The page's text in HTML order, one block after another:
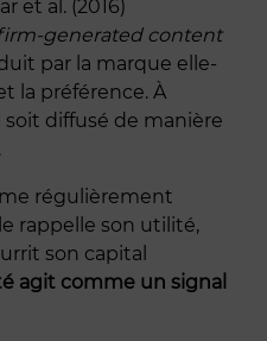
et al. (2016)
generated content
par la marque elle-
la préférence. À
diffusé de manière
régulièrement
rappelle son utilité,
son capital
agit comme un signal